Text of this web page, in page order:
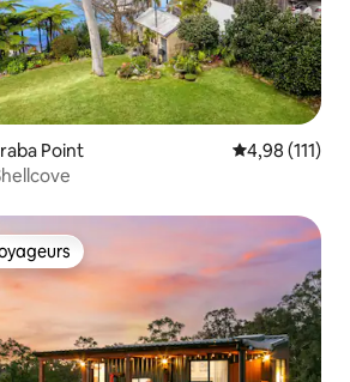
Point Évaluation
4,98 (111)
les plus appréciés